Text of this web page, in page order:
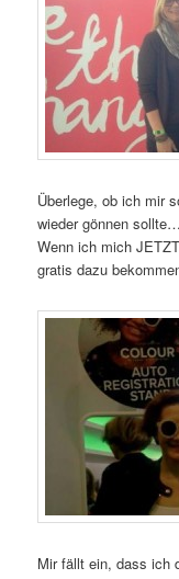
Überlege, ob ich mir
wieder gönnen sollte…
Wenn ich mich
gratis dazu
Mir fällt ein, dass ich